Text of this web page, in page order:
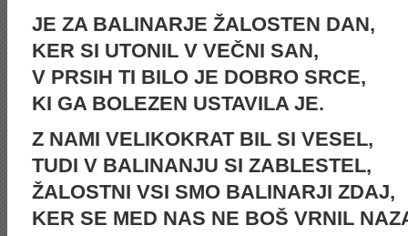
JE ZA BALINARJE ŽALOSTEN DAN,
KER SI UTONIL V VEČNI SAN,
V PRSIH TI BILO JE DOBRO SRCE,
KI GA BOLEZEN USTAVILA JE.
Z NAMI VELIKOKRAT BIL SI VESEL,
TUDI V BALINANJU SI ZABLESTEL,
ŽALOSTNI VSI SMO BALINARJI ZDAJ,
KER SE MED NAS NE BOŠ VRNIL